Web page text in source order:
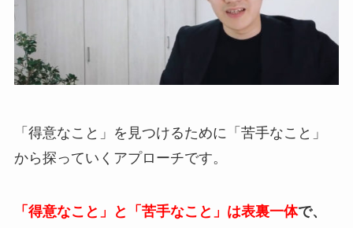
「得意なこと」を見つけるために「苦手なこと」
から探っていくアプローチです。
「得意なこと」と「苦手なこと」は表裏一体で、